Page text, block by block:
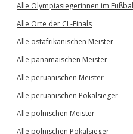
Alle Olympiasiegerinnen im
Alle Orte der CL-Finals
Alle ostafrikanischen Meister
Alle panamaischen Meister
Alle peruanischen Meister
Alle peruanischen Pokalsieger
Alle polnischen Meister
Alle polnischen Pokalsieger